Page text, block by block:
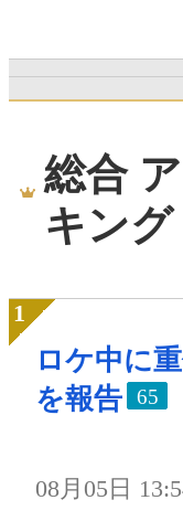
総合
キング
ロケ中に
を報告
65
08月05日